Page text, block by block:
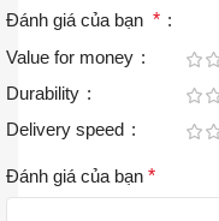
Đánh giá của bạn *
Value for money
Durability
Delivery speed
Đánh giá của bạn *